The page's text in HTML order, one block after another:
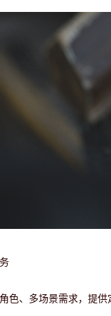
色、多场景需求，提供